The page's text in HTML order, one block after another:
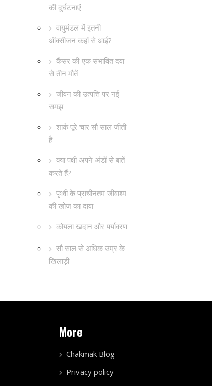
की दुर्घटनाएं
वायुमंडल में इतनी
ऑक्सीजन कहां से आई?
कैंसर की एक संभावित दवा
से तीन मौतें
जीवन की उत्पत्ति पर नई
समझ
शार्क पूरे चार सौ साल जीती
है
क्या पक्षी अपने अंडों से बातें
करते हैं?
पृथ्वी के प्राचीनतम जीवाश्म
की खोज का दावा
कोयला खदान और पर्यावरण
सौ साल से अधिक उम्र के
खिलाड़ी
More
Chakmak Blog
Privacy policy